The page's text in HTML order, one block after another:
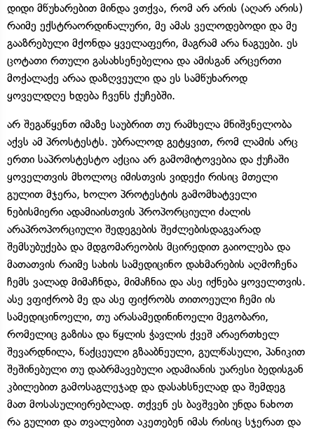
დიდი მწუხარებით მინდა ვთქვა, რომ არ არის (აღარ არის)
რაიმე ექსტრაორდინალური, მე ამას ველოდებოდი და მე
გააზრებული მქონდა ყველაფერი, მაგრამ არა ნაგუები. ეს
ცოტათი რთული გასახსენებელია და ამისგან არცერთი
მოქალაქე არაა დაზღვეული და ეს სამწუხაროდ
ყოველდღე ხდება ჩვენს ქუჩებში.
არ შეგაწყენთ იმაზე საუბრით თუ რამხელა მნიშვნელობა
აქვს ამ პროსტესტს. უბრალოდ გეტყვით, რომ ლამის არც
ერთი საპროსტესტო აქცია არ გამომიტოვებია და ქუჩაში
ყოველთვის მხოლოც იმისთვის ვიდექი რისიც მთელი
გულით მჯერა, ხოლო პროტესტის გამომხატველი
ნებისმიერი ადამიაისთვის პროპორციული ძალის
არაპროპორციული შედეგების შეძლებისდაგვარად
შემსუბუქება და მდგომარეობის მცირედით გაიოლება და
მათათვის რაიმე სახის სამედიცინო დახმარების აღმოჩენა
ჩემს ვალად მიმაჩნდა, მიმაჩნია და ასე იქნება ყოველთვის.
ასე ვფიქრობ მე და ასე ფიქრობს თითოეული ჩემი ის
სამედიცინოელი, თუ არასამედინინოელი მეგობარი,
რომელიც გაზისა და წყლის ჭავლის ქვეშ არაერთხელ
შევარდნილა, წაქცეული გზააბნეული, გულწასული, პანიკით
შეშინებული თუ დაბრმავებული ადამიანის უარესი ბედისგან
კბილებით გამოსაგლეჯად და დასახსნელად და შემდეგ
მათ მოსასულიერებლად. თქვენ ეს ბავშვები უნდა ნახოთ
რა გულით და თვალებით აკეთებენ იმას რისიც სჯერათ და